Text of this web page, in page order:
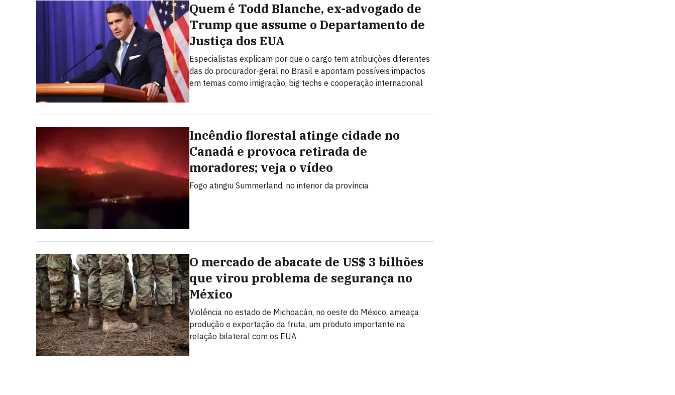
Quem é Todd Blanche, ex-advogado de
Trump que assume o Departamento de
Justiça dos EUA
Especialistas explicam por que o cargo tem atribuições diferentes
das do procurador-geral no Brasil e apontam possíveis impactos
em temas como imigração, big techs e cooperação internacional
Incêndio florestal atinge cidade no
Canadá e provoca retirada de
moradores; veja o vídeo
Fogo atingiu Summerland, no interior da província
O mercado de abacate de US$ 3 bilhões
que virou problema de segurança no
México
Violência no estado de Michoacán, no oeste do México, ameaça
produção e exportação da fruta, um produto importante na
relação bilateral com os EUA